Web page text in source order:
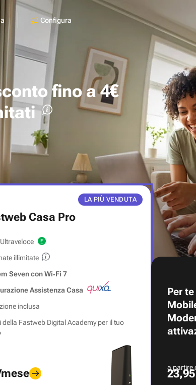
Configura
fino a 4€
LA PIÙ VENDUTA
Casa Pro
illimitate
Seven con Wi‑Fi 7
Assistenza Casa
inclusa
della Fastweb Digital Academy per il tuo
Per
a partire